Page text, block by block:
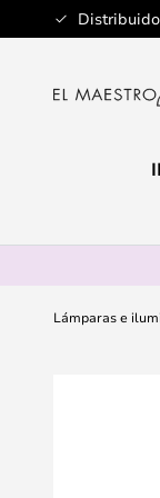
Ir
al
Lámparas e